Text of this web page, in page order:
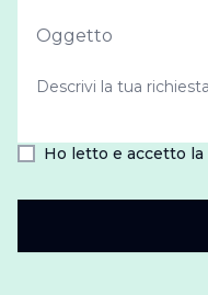
Ho letto e accetto la